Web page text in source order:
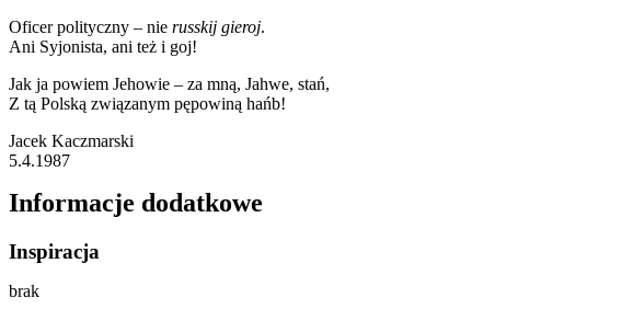
Oficer polityczny – nie russkij gieroj.
Ani Syjonista, ani też i goj!
Jak ja powiem Jehowie – za mną, Jahwe, stań,
Z tą Polską związanym pępowiną hańb!
Jacek Kaczmarski
5.4.1987
Informacje dodatkowe
Inspiracja
brak